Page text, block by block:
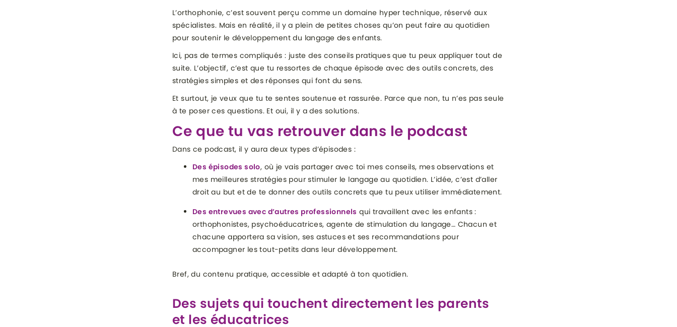
L’orthophonie, c’est souvent perçu comme un domaine hyper technique, réservé aux
spécialistes. Mais en réalité, il y a plein de petites choses qu’on peut faire au quotidien
pour soutenir le développement du langage des enfants.
Ici, pas de termes compliqués : juste des conseils pratiques que tu peux appliquer tout de
suite. L’objectif, c’est que tu ressortes de chaque épisode avec des outils concrets, des
stratégies simples et des réponses qui font du sens.
Et surtout, je veux que tu te sentes soutenue et rassurée. Parce que non, tu n’es pas seule
à te poser ces questions. Et oui, il y a des solutions.
Ce que tu vas retrouver dans le podcast
Dans ce podcast, il y aura deux types d’épisodes :
Des épisodes solo, où je vais partager avec toi mes conseils, mes observations et
mes meilleures stratégies pour stimuler le langage au quotidien. L’idée, c’est d’aller
droit au but et de te donner des outils concrets que tu peux utiliser immédiatement.
Des entrevues avec d’autres professionnels qui travaillent avec les enfants :
orthophonistes, psychoéducatrices, agente de stimulation du langage… Chacun et
chacune apportera sa vision, ses astuces et ses recommandations pour
accompagner les tout-petits dans leur développement.
Bref, du contenu pratique, accessible et adapté à ton quotidien.
Des sujets qui touchent directement les parents
et les éducatrices